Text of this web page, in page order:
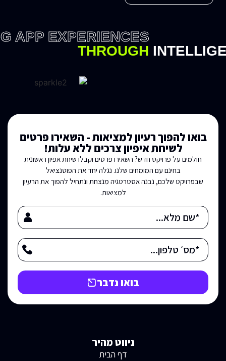
APP EXPERIENCES
THROUGH
בואו להפוך רעיון למציאות - השאירו פרטים
לשיחת איפיון צרכים ללא עלות!
חולמים על פרויקט חדש? השאירו פרטים וקבלו שיחת אפיון ראשונית
בחינם עם המומחים שלנו. נגלה יחד את הפוטנציאל
שבפרויקט שלכם, נבנה אסטרטגיה מנצחת ונתחיל להפוך את הרעיון
למציאות.
בואו נדבר
ניווט מהיר
דף הבית